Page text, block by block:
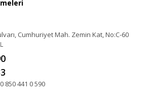
Cumhuriyet Mah. Zemin Kat, No:C-60
850 441 0 590